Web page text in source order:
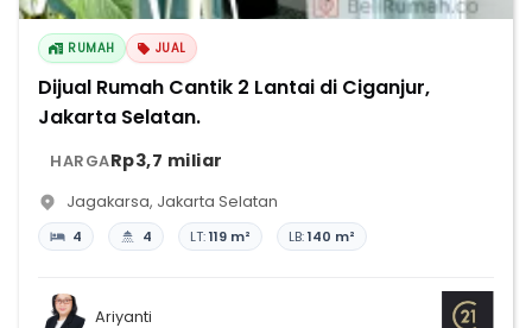
RUMAH JUAL
Dijual Rumah Cantik 2 Lantai di Ciganjur,
Jakarta Selatan.
HARGARp3,7 miliar
Jagakarsa, Jakarta Selatan
4 4 LT:119 m² LB:140 m²
Ariyanti